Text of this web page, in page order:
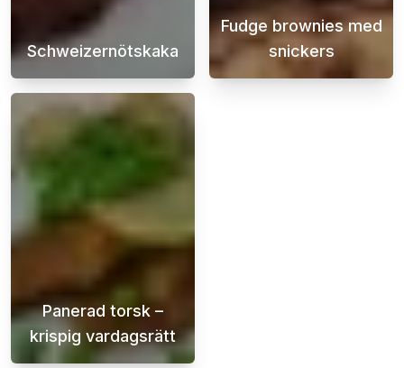
Schweizernötskaka
En super god chokladkaka med smak av
Fudge brownies med
snickers
Fudge
Panerad torsk –
krispig vardagsrätt
Krispig panerad torsk med dillsås och